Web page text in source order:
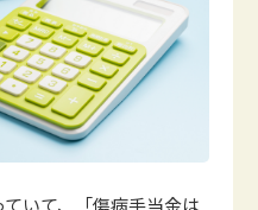
いて、「傷病手当金は